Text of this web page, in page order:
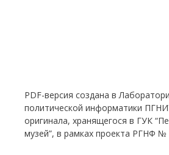
PDF-версия создана в
политической информатики
оригинала, хранящегося в ГУК
музей”, в рамках проекта РГНФ №